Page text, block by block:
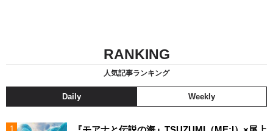
RANKING
人気記事ランキング
Daily Weekly